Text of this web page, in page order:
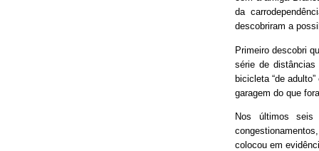
da
descobriram a
Primeiro descobri
série de distâncias
bicicleta “de
garagem do que
Nos últimos seis
colocou em